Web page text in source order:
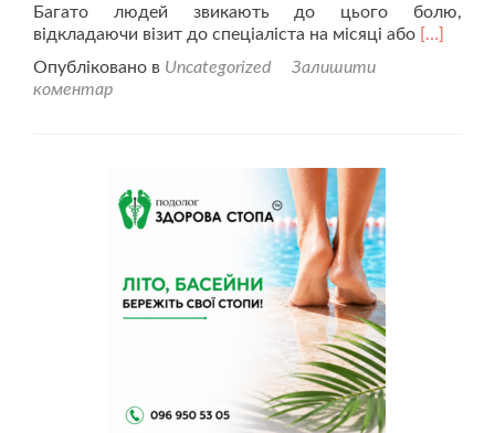
Багато людей звикають до цього болю,
відкладаючи візит до спеціаліста на місяці або Читати
[…]
Опубліковано в Uncategorized
Залишити
коментар